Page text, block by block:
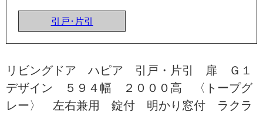
引戸･片引
リビングドア ハピア 引戸・片引 扉 Ｇ１
デザイン ５９４幅 ２０００高 〈トープグ
レー〉 左右兼用 錠付 明かり窓付 ラクラ